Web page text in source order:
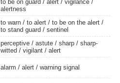
to be on guard / alert / vigilance /
alertness
to warn / to alert / to be on the alert /
to stand guard / sentinel
perceptive / astute / sharp / sharp-
witted / vigilant / alert
alarm / alert / warning signal